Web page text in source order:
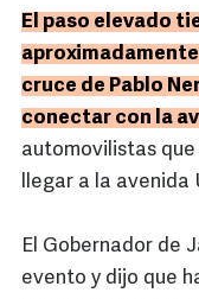
El paso elevado
cruce de Pablo
conectar con la
automovilistas
llegar a la
El Gobernador de
evento y dijo que